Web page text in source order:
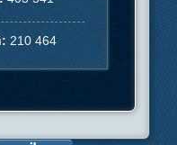
210 464